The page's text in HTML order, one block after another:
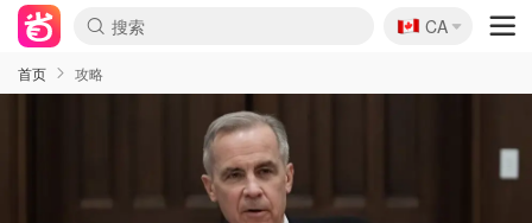
🇨🇦
CA
首页 攻略